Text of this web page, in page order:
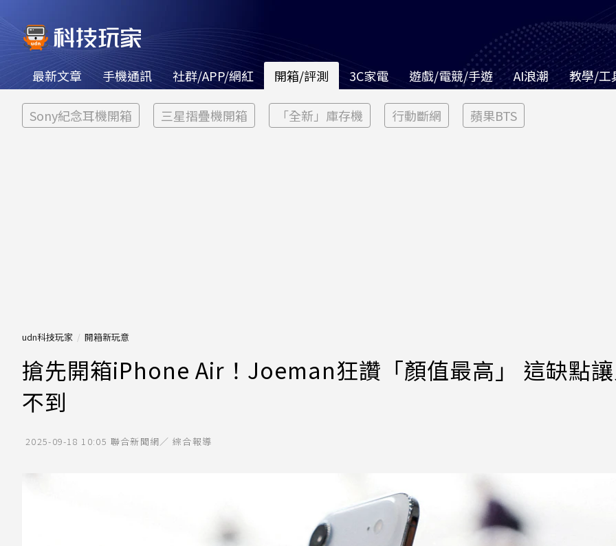
最新文章 手機通訊 社群/APP/網紅 開箱/評測 3C家電 遊戲/電競/手遊 AI浪潮 教學/工
Sony紀念耳機開箱 三星摺疊機開箱 「全新」庫存機 行動斷網 蘋果BTS
udn科技玩家 開箱新玩意
搶先開箱iPhone Air！Joeman狂讚「顏值最高」 這缺點
不到
2025-09-18 10:05 聯合新聞網／ 綜合報導